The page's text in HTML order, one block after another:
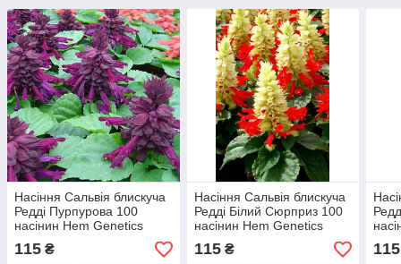
Насіння Сальвія блискуча
Редді Пурпурова 100
насінин Hem Genetics
115 ₴
Насіння Сальвія блискуча
Редді Білий Сюрприз 100
насінин Hem Genetics
115₴ 115